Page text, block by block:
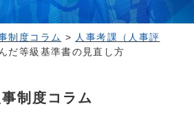
制度コラム > 人事考課（人事評
だ等級基準書の見直し方
事制度コラム